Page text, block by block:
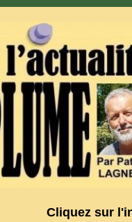
Cliquez sur